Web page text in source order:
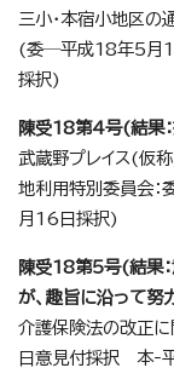
三小・本宿小地区
(委─平成18年5月
採択)
陳受18第4号(結果
武蔵野プレイス(仮
地利用特別委員会
月16日採択)
陳受18第5号(結果
が、趣旨に沿って努
介護保険法の改正
日意見付採択 本‐